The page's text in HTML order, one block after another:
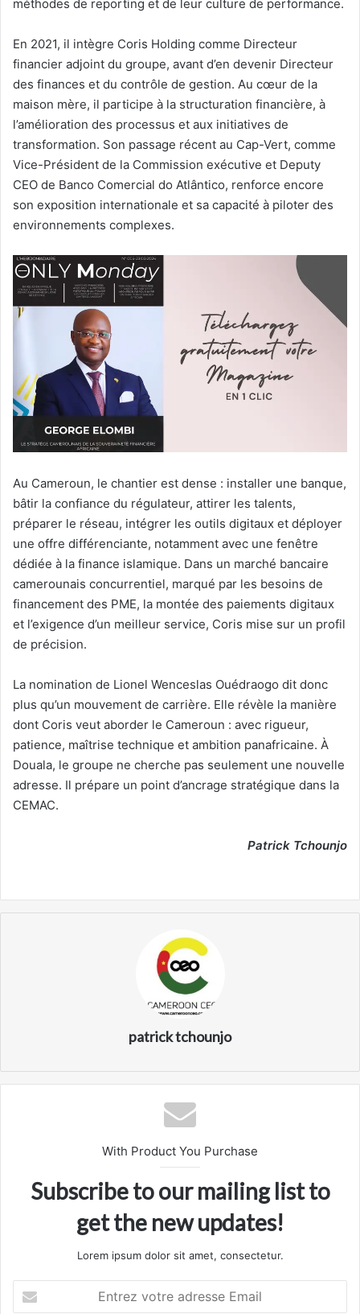
méthodes de reporting et de leur culture de performance.
En 2021, il intègre Coris Holding comme Directeur
financier adjoint du groupe, avant d’en devenir Directeur
des finances et du contrôle de gestion. Au cœur de la
maison mère, il participe à la structuration financière, à
l’amélioration des processus et aux initiatives de
transformation. Son passage récent au Cap-Vert, comme
Vice-Président de la Commission exécutive et Deputy
CEO de Banco Comercial do Atlântico, renforce encore
son exposition internationale et sa capacité à piloter des
environnements complexes.
Au Cameroun, le chantier est dense : installer une banque,
bâtir la confiance du régulateur, attirer les talents,
préparer le réseau, intégrer les outils digitaux et déployer
une offre différenciante, notamment avec une fenêtre
dédiée à la finance islamique. Dans un marché bancaire
camerounais concurrentiel, marqué par les besoins de
financement des PME, la montée des paiements digitaux
et l’exigence d’un meilleur service, Coris mise sur un profil
de précision.
La nomination de Lionel Wenceslas Ouédraogo dit donc
plus qu’un mouvement de carrière. Elle révèle la manière
dont Coris veut aborder le Cameroun : avec rigueur,
patience, maîtrise technique et ambition panafricaine. À
Douala, le groupe ne cherche pas seulement une nouvelle
adresse. Il prépare un point d’ancrage stratégique dans la
CEMAC.
Patrick Tchounjo
patrick tchounjo
With Product You Purchase
Subscribe to our mailing list to
get the new updates!
Lorem ipsum dolor sit amet, consectetur.
votre